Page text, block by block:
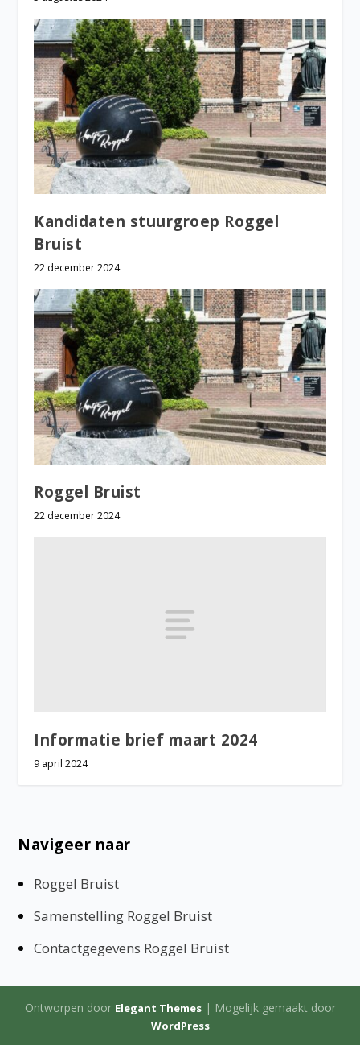
Kandidaten stuurgroep Roggel
Bruist
22 december 2024
Roggel Bruist
22 december 2024
Informatie brief maart 2024
9 april 2024
Navigeer naar
Roggel Bruist
Samenstelling Roggel Bruist
Contactgegevens Roggel Bruist
Ontworpen door Elegant Themes| Mogelijk gemaakt door
WordPress